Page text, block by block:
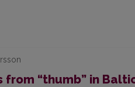
from “thumb” in